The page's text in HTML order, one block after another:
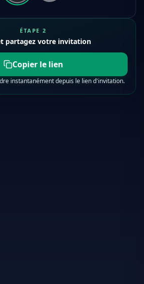
ÉTAPE 2
partagez votre invitation
Copier le lien
instantanément depuis le lien d'invitation.